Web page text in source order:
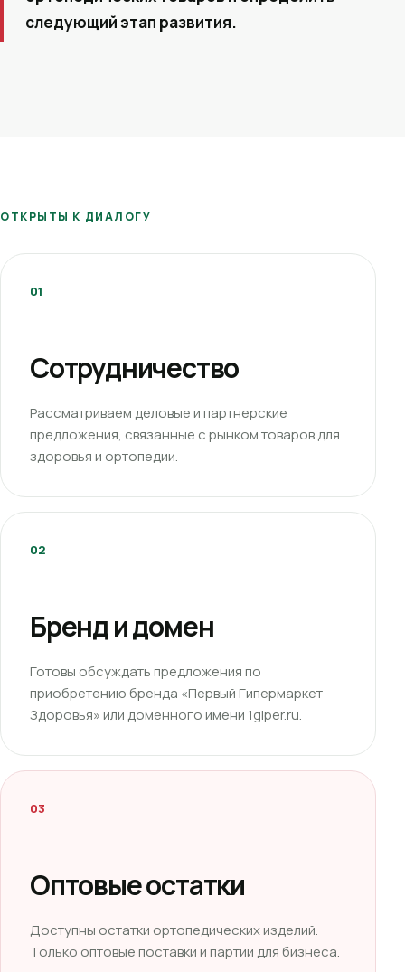
следующий этап развития.
ОТКРЫТЫ К ДИАЛОГУ
01
Сотрудничество
Рассматриваем деловые и партнерские
предложения, связанные с рынком товаров для
здоровья и ортопедии.
02
Бренд и домен
Готовы обсуждать предложения по
приобретению бренда «Первый Гипермаркет
Здоровья» или доменного имени 1giper.ru.
03
Оптовые остатки
Доступны остатки ортопедических изделий.
Только оптовые поставки и партии для бизнеса.